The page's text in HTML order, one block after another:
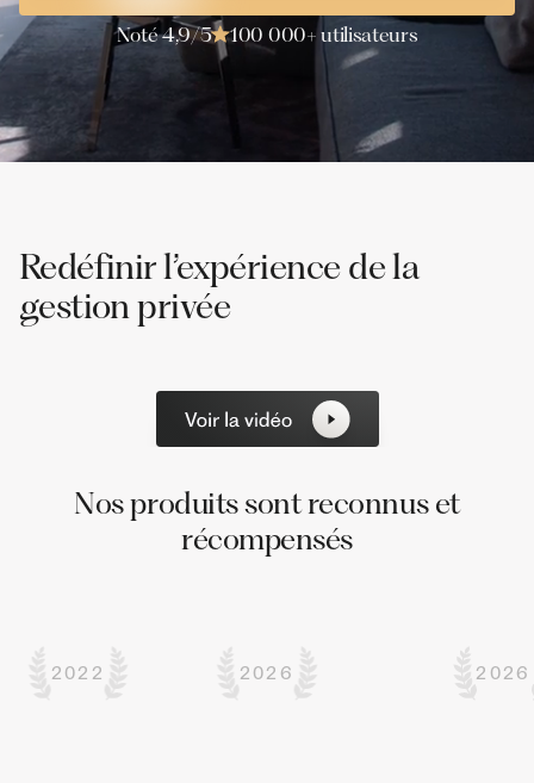
Noté 4,9/5 100 000+ utilisateurs
Redéfinir l’expérience de la
gestion privée
Nos produits sont reconnus et
récompensés
2022 2026 2026